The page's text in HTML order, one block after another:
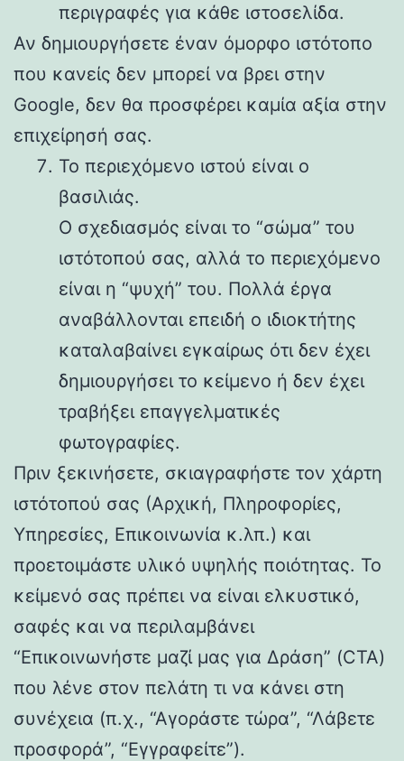
περιγραφές για κάθε ιστοσελίδα.
Αν δημιουργήσετε έναν όμορφο ιστότοπο
που κανείς δεν μπορεί να βρει στην
Google, δεν θα προσφέρει καμία αξία στην
επιχείρησή σας.
Το περιεχόμενο ιστού είναι ο
βασιλιάς.
Ο σχεδιασμός είναι το “σώμα” του
ιστότοπού σας, αλλά το περιεχόμενο
είναι η “ψυχή” του. Πολλά έργα
αναβάλλονται επειδή ο ιδιοκτήτης
καταλαβαίνει εγκαίρως ότι δεν έχει
δημιουργήσει το κείμενο ή δεν έχει
τραβήξει επαγγελματικές
φωτογραφίες.
Πριν ξεκινήσετε, σκιαγραφήστε τον χάρτη
ιστότοπού σας (Αρχική, Πληροφορίες,
Υπηρεσίες, Επικοινωνία κ.λπ.) και
προετοιμάστε υλικό υψηλής ποιότητας. Το
κείμενό σας πρέπει να είναι ελκυστικό,
σαφές και να περιλαμβάνει
“Επικοινωνήστε μαζί μας για Δράση” (CTA)
που λένε στον πελάτη τι να κάνει στη
συνέχεια (π.χ., “Αγοράστε τώρα”, “Λάβετε
προσφορά”, “Εγγραφείτε”).